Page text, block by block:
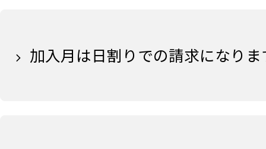
加入月は日割りでの請求になり